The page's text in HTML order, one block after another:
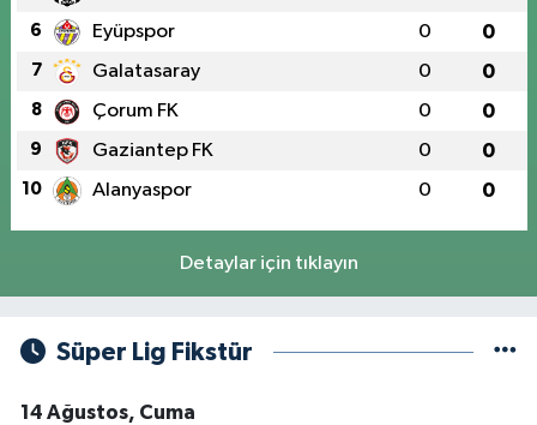
6 Eyüpspor 0 0
7 Galatasaray 0 0
8 Çorum FK 0 0
9 Gaziantep FK 0 0
10 Alanyaspor 0 0
Detaylar için tıklayın
Süper Lig Fikstür
14 Ağustos, Cuma